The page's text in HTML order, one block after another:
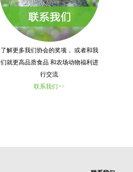
了解更多我们协会的奖项， 或者和我
们就更高品质食品 和农场动物福利进
行交流
联系我们>>